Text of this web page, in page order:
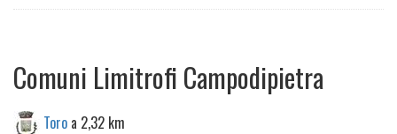
Comuni Limitrofi Campodipietra
Toro a 2,32 km